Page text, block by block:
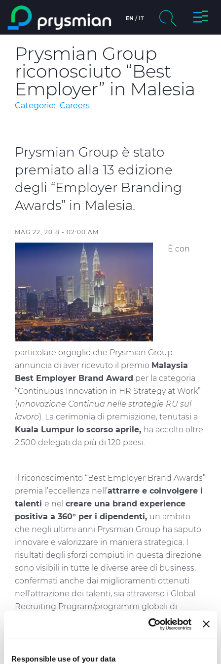
Responsible use of your data
Salta al contenuto
principale
EN IT
Cerca
La società
Mercati
Product Centre
Insight
Data centers
Etica e Integrità
Sostenibilità
Media
CABLE APP
Prysmian Group
riconosciuto “Best
Employer” in Malesia
Categorie: Careers
Prysmian Group è stato
premiato alla 13 edizione
degli “Employer Branding
Awards” in Malesia.
MAG 22, 2018 - 02:00 AM
È con
particolare orgoglio che Prysmian Group
annuncia di aver ricevuto il premio Malaysia
Best Employer Brand Award per la categoria
“Continuous Innovation in HR Strategy at Work”
(Innovazione Continua nelle strategie RU sul
lavoro). La cerimonia di premiazione, tenutasi a
Kuala Lumpur lo scorso aprile, ha accolto oltre
2.500 delegati da più di 120 paesi.
Il riconoscimento “Best Employer Brand Awards”
premia l’eccellenza nell’attrarre e coinvolgere i
talenti e nel creare una brand experience
positiva a 360° per i dipendenti, un ambito
che negli ultimi anni Prysmian Group ha saputo
innovare e valorizzare in maniera strategica. I
risultati degli sforzi compiuti in questa direzione
sono visibili in tutte le diverse aree di business,
confermati anche dai miglioramenti ottenuti
nell’attrazione dei talenti, sia attraverso i Global
Recruiting Program/programmi globali di
reclutamento sia grazie ad attività a livello locale.
Kalaiyarasan Jeyaraman